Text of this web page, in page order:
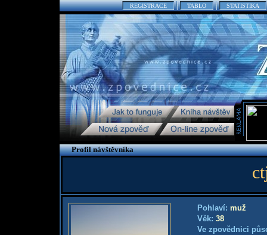
REGISTRACE TABLO STATISTIKA
Profil návštěvníka
Pohlaví: muž
Věk: 38
Ve zpovědnici